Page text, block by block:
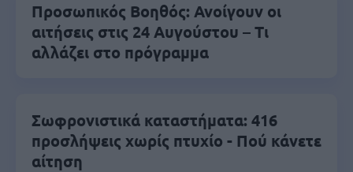
Προσωπικός Βοηθός: Ανοίγουν οι
αιτήσεις στις 24 Αυγούστου – Τι
αλλάζει στο πρόγραμμα
Σωφρονιστικά καταστήματα: 416
προσλήψεις χωρίς πτυχίο - Πού κάνετε
αίτηση